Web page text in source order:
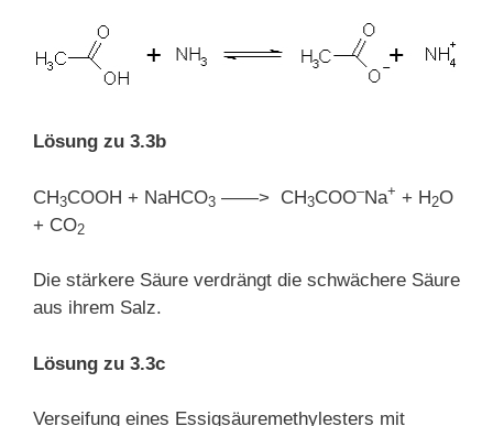
Lösung zu 3.3b
CH3COOH + NaHCO3 ——> CH3COO–Na+ + H2O
+ CO2
Die stärkere Säure verdrängt die schwächere Säure
aus ihrem Salz.
Lösung zu 3.3c
Verseifung eines Essigsäuremethylesters mit